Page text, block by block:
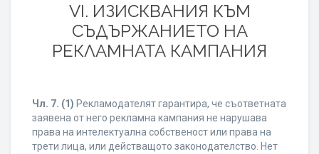
VI. ИЗИСКВАНИЯ КЪМ
СЪДЪРЖАНИЕТО НА
РЕКЛАМНАТА КАМПАНИЯ
Чл. 7. (1) Рекламодателят гарантира, че съответната
заявена от него рекламна кампания не нарушава
права на интелектуална собственост или права на
трети лица, или действащото законодателство. Нет